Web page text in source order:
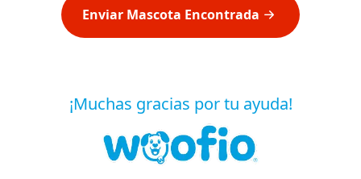
Enviar Mascota Encontrada
¡Muchas gracias por tu ayuda!